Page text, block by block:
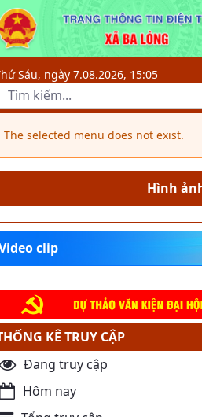
Quy hoạch, xây
Sáu, ngày 7.08.2026, 15:05
The selected menu does not exist.
Hình
clip
KÊ TRUY CẬP
Đang truy cập
Hôm nay